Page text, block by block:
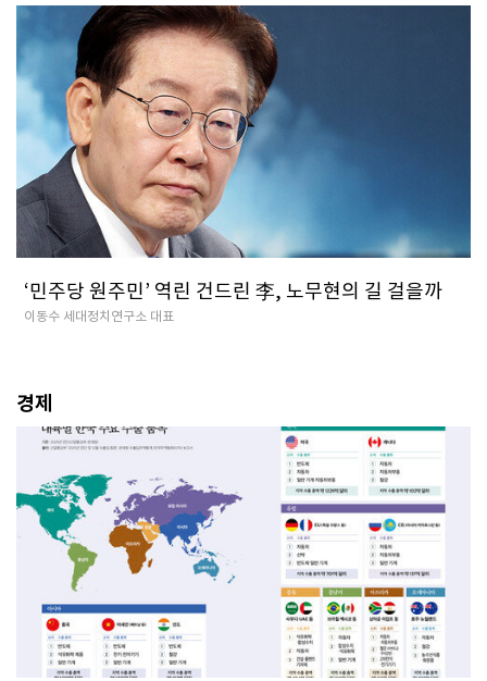
‘민주당 원주민’ 역린 건드린 李, 노무현의 길 걸을까
이동수 세대정치연구소 대표
경제